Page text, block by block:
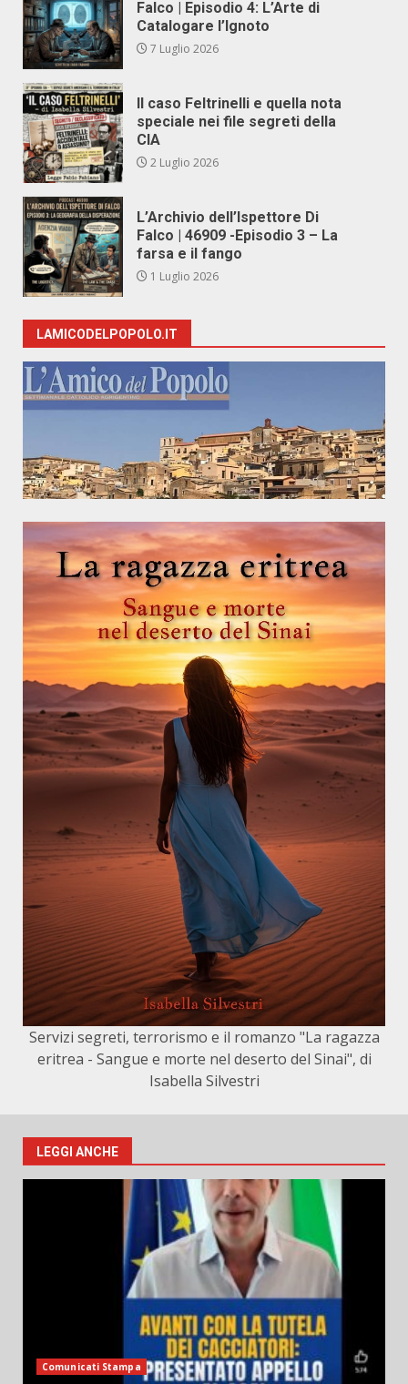
Falco | Episodio 4: L’Arte di
Catalogare l’Ignoto
7 Luglio 2026
Il caso Feltrinelli e quella nota
speciale nei file segreti della
CIA
2 Luglio 2026
L’Archivio dell’Ispettore Di
Falco | 46909 -Episodio 3 – La
farsa e il fango
1 Luglio 2026
LAMICODELPOPOLO.IT
Servizi segreti, terrorismo e il romanzo "La ragazza
eritrea - Sangue e morte nel deserto del Sinai", di
Isabella Silvestri
LEGGI ANCHE
Comunicati Stampa